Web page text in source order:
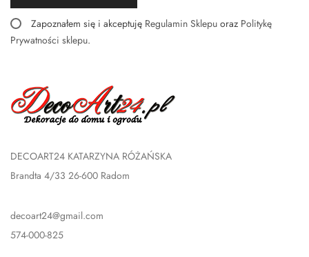
Zapoznałem się i akceptuję Regulamin Sklepu oraz Politykę
Prywatności sklepu.
DECOART24 KATARZYNA RÓŻAŃSKA
Brandta 4/33 26-600 Radom
decoart24@gmail.com
574-000-825